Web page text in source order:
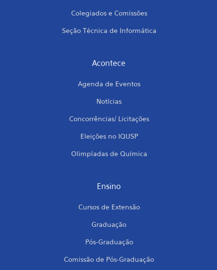
Colegiados e Comissões
Seção Técnica de Informática
Acontece
Agenda de Eventos
Notícias
Concorrências/ Licitações
Eleições no IQUSP
Olimpíadas de Química
Ensino
Cursos de Extensão
Graduação
Pós-Graduação
Comissão de Pós-Graduação